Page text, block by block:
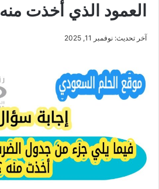
العمود الذي أخذت منه
آخر تحديث: نوفمبر 11, 2025